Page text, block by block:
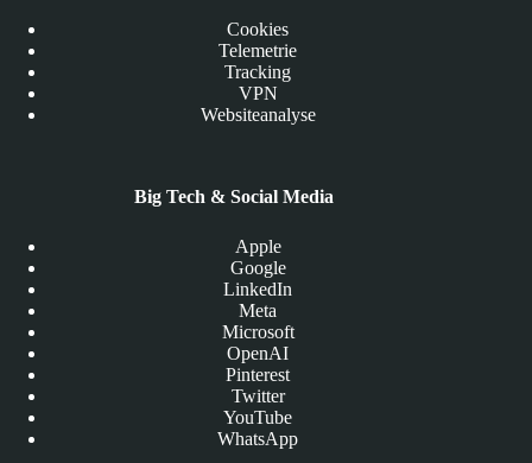
Cookies
Telemetrie
Tracking
VPN
Websiteanalyse
Big Tech & Social Media
Apple
Google
LinkedIn
Meta
Microsoft
OpenAI
Pinterest
Twitter
YouTube
WhatsApp